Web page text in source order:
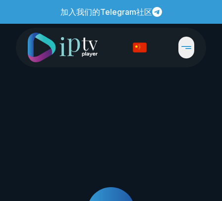
加入我们的Telegram社区